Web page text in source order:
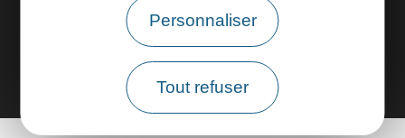
Personnaliser
Tout refuser